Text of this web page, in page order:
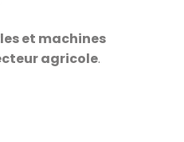
et machines
agricole.